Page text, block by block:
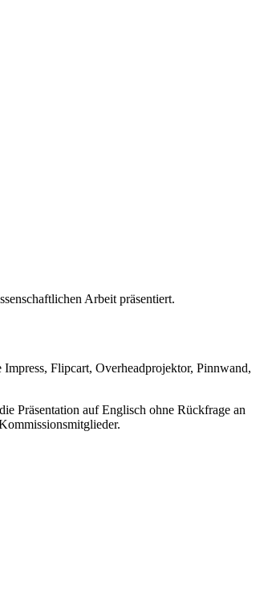
Arbeit präsentiert.
Flipcart, Overheadprojektor, Pinnwand,
Präsentation auf Englisch ohne Rückfrage an